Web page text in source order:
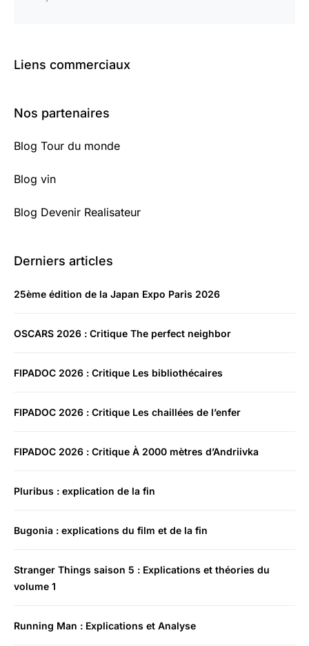
Liens commerciaux
Nos partenaires
Blog Tour du monde
Blog vin
Blog Devenir Realisateur
Derniers articles
25ème édition de la Japan Expo Paris 2026
OSCARS 2026 : Critique The perfect neighbor
FIPADOC 2026 : Critique Les bibliothécaires
FIPADOC 2026 : Critique Les chaillées de l’enfer
FIPADOC 2026 : Critique À 2000 mètres d’Andriivka
Pluribus : explication de la fin
Bugonia : explications du film et de la fin
Stranger Things saison 5 : Explications et théories du
volume 1
Running Man : Explications et Analyse